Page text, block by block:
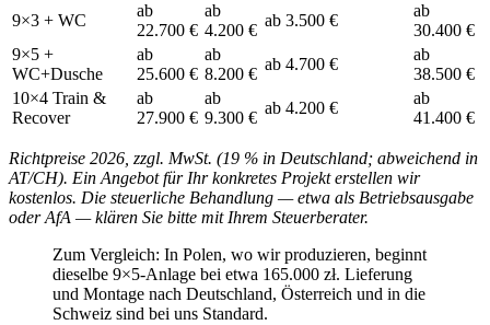
9×3 + WC
ab
22.700 €
ab
4.200 €
ab 3.500 €
ab
30.400 €
9×5 +
WC+Dusche
ab
25.600 €
ab
8.200 €
ab 4.700 €
ab
38.500 €
10×4 Train &
Recover
ab
27.900 €
ab
9.300 €
ab 4.200 €
ab
41.400 €
Richtpreise 2026, zzgl. MwSt. (19 % in Deutschland; abweichend in
AT/CH). Ein Angebot für Ihr konkretes Projekt erstellen wir
kostenlos. Die steuerliche Behandlung — etwa als Betriebsausgabe
oder AfA — klären Sie bitte mit Ihrem Steuerberater.
Zum Vergleich: In Polen, wo wir produzieren, beginnt
dieselbe 9×5-Anlage bei etwa 165.000 zł. Lieferung
und Montage nach Deutschland, Österreich und in die
Schweiz sind bei uns Standard.